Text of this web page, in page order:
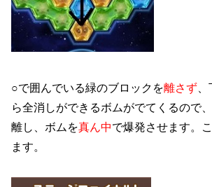
○で囲んでいる緑のブロックを離さず
ら全消しができるボムがでてくるので
離し、ボムを真ん中で爆発させます。
ます。